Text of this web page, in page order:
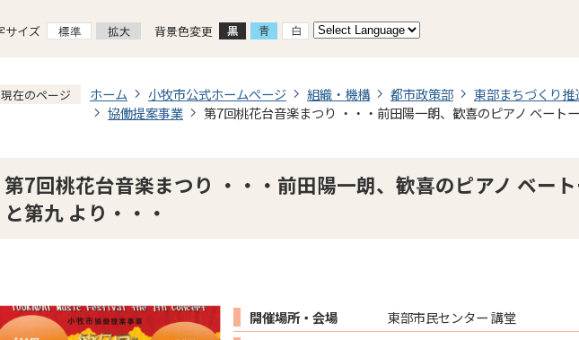
サイズ 背景色変更
現在のページ ホーム 小牧市公式ホームページ 組織・機構 都市政策部 東部まちづくり推
協働提案事業
第7回桃花台音楽まつり ・・・前田陽一朗、歓喜のピアノ ベート
第7回桃花台音楽まつり ・・・前田陽一朗、歓喜のピアノ ベー
と第九 より・・・
開催場所・会場
東部市民センター 講堂